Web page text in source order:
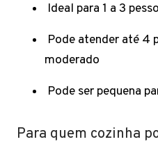
Ideal para 1 a 3
Pode atender até 4
moderado
Pode ser pequena
Para quem cozinha